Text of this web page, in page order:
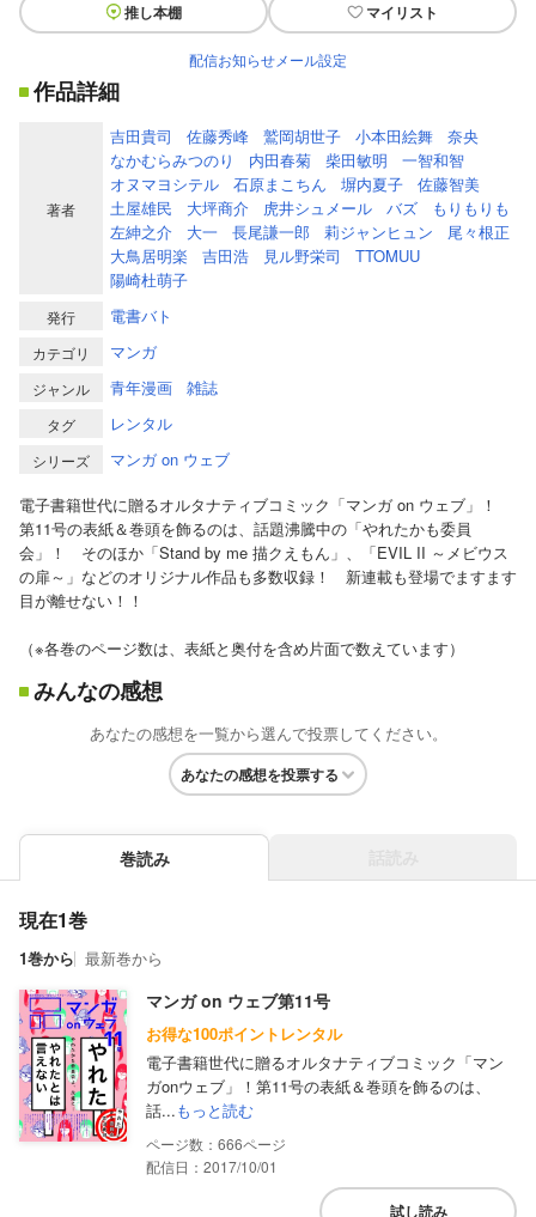
推し本棚 マイリスト
配信お知らせメール設定
作品詳細
著者
吉田貴司 佐藤秀峰 鷲岡胡世子 小本田絵舞
奈央
なかむらみつのり
内田春菊 柴田敏明
一智和智
オヌマヨシテル
石原まこちん 塀内夏子
佐藤智美
土屋雄民
大坪商介 虎井シュメール バズ
もりもりも
左紳之介
大一 長尾謙一郎 莉ジャンヒュン
尾々根正
大鳥居明楽
吉田浩 見ル野栄司
TTOMUU
陽崎杜萌子
発行 電書バト
カテゴリ マンガ
ジャンル 青年漫画 雑誌
タグ レンタル
シリーズ
マンガ on ウェブ
電子書籍世代に贈るオルタナティブコミック「マンガ on ウェブ」！
第11号の表紙＆巻頭を飾るのは、話題沸騰中の「やれたかも委員
会」！ そのほか「Stand by me 描クえもん」、「EVIL II ～メビウス
の扉～」などのオリジナル作品も多数収録！ 新連載も登場でますます
目が離せない！！
（※各巻のページ数は、表紙と奥付を含め片面で数えています）
みんなの感想
あなたの感想を一覧から選んで投票してください。
あなたの感想を投票する
巻読み
現在1巻
1巻から 最新巻から
マンガ on ウェブ第11号
お得な100ポイントレンタル
電子書籍世代に贈るオルタナティブコミック「マン
ガonウェブ」！第11号の表紙＆巻頭を飾るのは、
話...もっと読む
666
配信日：2017/10/01
試し読み